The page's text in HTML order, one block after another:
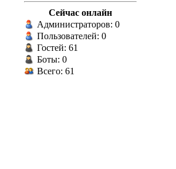
Сейчас онлайн
Администраторов: 0
Пользователей: 0
Гостей: 61
Боты: 0
Всего: 61